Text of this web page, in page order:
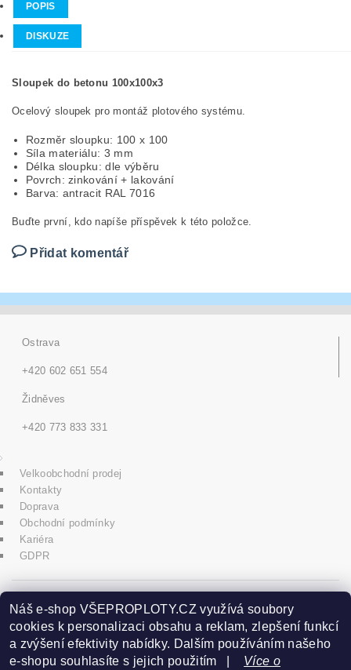
POPIS
DISKUZE
Sloupek do betonu 100x100x3
Ocelový sloupek pro montáž plotového systému.
Rozměr sloupku: 100 x 100
Síla materiálu: 3 mm
Délka sloupku: dle výběru
Povrch: zinkování + lakování
Barva: antracit RAL 7016
Buďte první, kdo napíše příspěvek k této položce.
Přidat komentář
Ostrava
+420 602 651 554
Židněves
+420 773 833 331
Velkoobchodní prodej
Kontakty
Doprava
Obchodní podmínky
Kariéra
GDPR
icons8.com
Praha - Herink
Náš e-shop VŠEPROPLOTY.CZ využívá soubory
cookies k personalizaci obsahu a reklam, zlepšení funkcí
a zvýšení efektivity nabídky. Dalším používáním našeho
e-shopu souhlasíte s jejich použitím | Více o